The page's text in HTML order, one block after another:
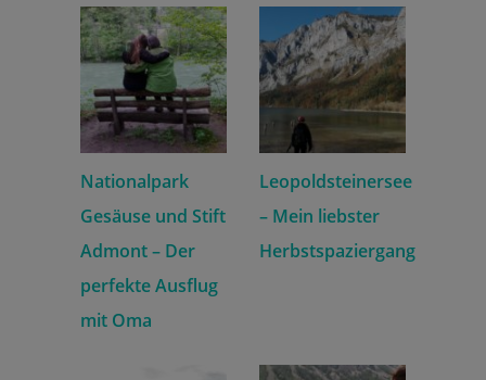
Nationalpark
Gesäuse und Stift
Admont – Der
perfekte Ausflug
mit Oma
Leopoldsteinersee
– Mein liebster
Herbstspaziergang